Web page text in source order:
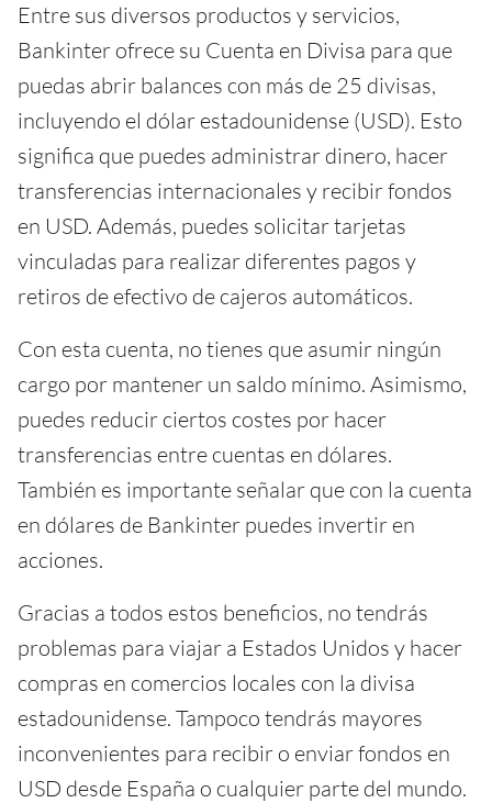
Entre sus diversos productos y servicios,
Bankinter ofrece su Cuenta en Divisa para que
puedas abrir balances con más de 25 divisas,
incluyendo el dólar estadounidense (USD). Esto
significa que puedes administrar dinero, hacer
transferencias internacionales y recibir fondos
en USD. Además, puedes solicitar tarjetas
vinculadas para realizar diferentes pagos y
retiros de efectivo de cajeros automáticos.
Con esta cuenta, no tienes que asumir ningún
cargo por mantener un saldo mínimo. Asimismo,
puedes reducir ciertos costes por hacer
transferencias entre cuentas en dólares.
También es importante señalar que con la cuenta
en dólares de Bankinter puedes invertir en
acciones.
Gracias a todos estos beneficios, no tendrás
problemas para viajar a Estados Unidos y hacer
compras en comercios locales con la divisa
estadounidense. Tampoco tendrás mayores
inconvenientes para recibir o enviar fondos en
USD desde España o cualquier parte del mundo.